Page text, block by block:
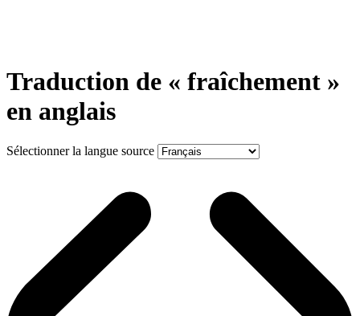
Traduction de « fraîchement »
en anglais
Sélectionner la langue source